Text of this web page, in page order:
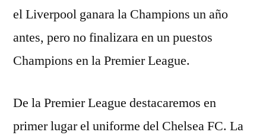
el Liverpool ganara la Champions un año
antes, pero no finalizara en un puestos
Champions en la Premier League.
De la Premier League destacaremos en
primer lugar el uniforme del Chelsea FC. La